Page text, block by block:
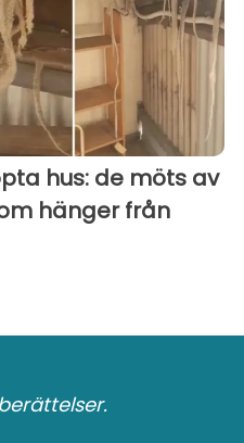
hus: de möts av
hänger från